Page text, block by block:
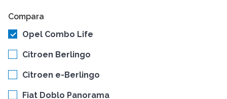
Compara
Opel Combo Life
Citroen Berlingo
Citroen e-Berlingo
Fiat Doblo Panorama